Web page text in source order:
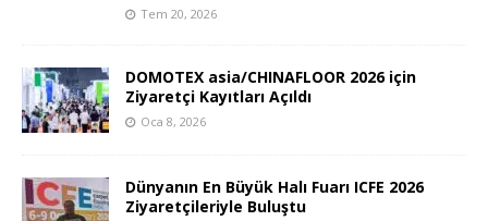
Tem 20, 2026
DOMOTEX asia/CHINAFLOOR 2026 için
Ziyaretçi Kayıtları Açıldı
Oca 8, 2026
Dünyanın En Büyük Halı Fuarı ICFE 2026
Ziyaretçileriyle Buluştu